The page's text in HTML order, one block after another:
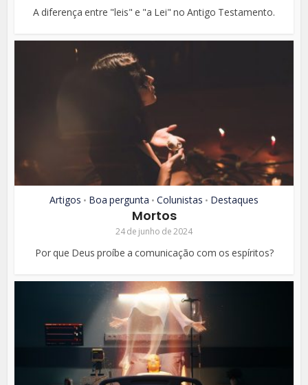
A diferença entre "leis" e "a Lei" no Antigo Testamento.
Artigos • Boa pergunta • Colunistas • Destaques
Mortos
24 de junho de 2024
Por que Deus proíbe a comunicação com os espíritos?